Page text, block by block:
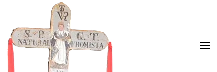
Skip to main content